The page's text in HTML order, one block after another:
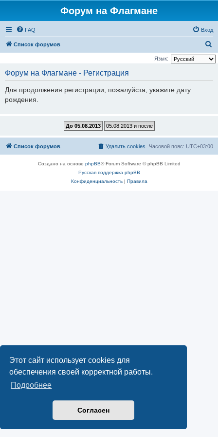
Этот сайт использует cookies для
обеспечения своей корректной работы.
Подробнее
Согласен
Форум на Флагмане
FAQ Вход
Список форумов
о
Язык:
Форум на Флагмане - Регистрация
Для продолжения регистрации, пожалуйста, укажите дату
рождения.
Список форумов Часовой пояс: UTC+03:00
Удалить cookies
Создано на основе phpBB® Forum Software © phpBB Limited
Русская поддержка phpBB
Конфиденциальность| Правила